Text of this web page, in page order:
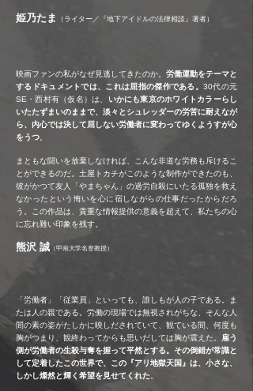
姫乃たま （ライター／『地下アイドルの法律相談』著者）
「労働者」「従業員」といっても、誰しもが人の子である。ま
たは人の親である。労働の現場では無視されがちな、そんな人
間の素の姿がたしかに映しだされていて、観ている間、何度も
胸がつまり、観終わってからも思いだしては胸が震えた。 雇う
側が労働者の生殺与奪を握って平然とする。その倒錯が常識と
して定着したこの世界で、この『アリ地獄天国』は、小さな、
しかし燦然と輝く希望を見せてくれた
映画ファンの私がなぜ見逃してきたのか。 労働運動をテーマと
するドキュメントでは、これは屈指の傑作である。30代の元
SE・西村有（仮名）は、
いかにも東京のホワイトカラーらし
いたたずまいのままで、淡々とシュレッダーの労苦に耐えなが
ら、内心では決して屈しない労働者に変わってゆくようすが心
をうつ
まともな闘いを放棄しなければ、こんな非道な労務も斥けるこ
とができるのだ。土屋トカチがこのような制作ができたのも、
彼がかつて友人「やまちゃん」の過労自殺にいたる孤独を救え
なかったという悔いを心に宿しながらの仕事だったからだろ
う。この作品は、貴重な情報提供の意義を超えて、私たちの心
に忘れ難い印象を残す。
熊沢 誠 （甲南大学名誉教授）